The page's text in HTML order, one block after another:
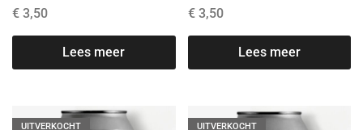
€ 3,50
Lees meer
€3,50
Lees meer
UITVERKOCHT UITVERKOCHT